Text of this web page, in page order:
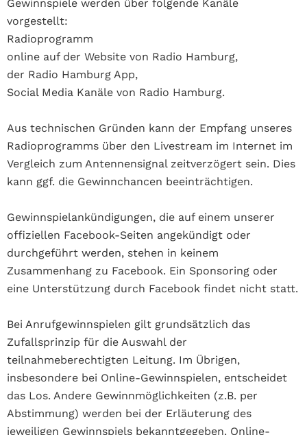
Gewinnspiele werden über folgende Kanäle
vorgestellt:
Radioprogramm
online auf der Website von Radio Hamburg,
der Radio Hamburg App,
Social Media Kanäle von Radio Hamburg.
Aus technischen Gründen kann der Empfang unseres
Radioprogramms über den Livestream im Internet im
Vergleich zum Antennensignal zeitverzögert sein. Dies
kann ggf. die Gewinnchancen beeinträchtigen.
Gewinnspielankündigungen, die auf einem unserer
offiziellen Facebook-Seiten angekündigt oder
durchgeführt werden, stehen in keinem
Zusammenhang zu Facebook. Ein Sponsoring oder
eine Unterstützung durch Facebook findet nicht statt.
Bei Anrufgewinnspielen gilt grundsätzlich das
Zufallsprinzip für die Auswahl der
teilnahmeberechtigten Leitung. Im Übrigen,
insbesondere bei Online-Gewinnspielen, entscheidet
das Los. Andere Gewinnmöglichkeiten (z.B. per
Abstimmung) werden bei der Erläuterung des
jeweiligen Gewinnspiels bekanntgegeben. Online-